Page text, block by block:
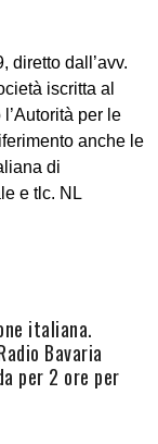
diretto dall’avv.
iscritta al
per le
anche le
di
e tlc. NL
italiana.
Bavaria
per 2 ore per